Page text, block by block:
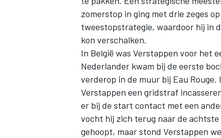
zomerstop in ging met drie zeges
tweestopstrategie, waardoor hij in
kon verschalken.
In België was Verstappen voor het
Nederlander kwam bij de eerste
verderop in de muur bij Eau
Verstappen een gridstraf
er bij de start contact met een
vocht hij zich terug naar de achtste
gehoopt, maar stond Verstappen